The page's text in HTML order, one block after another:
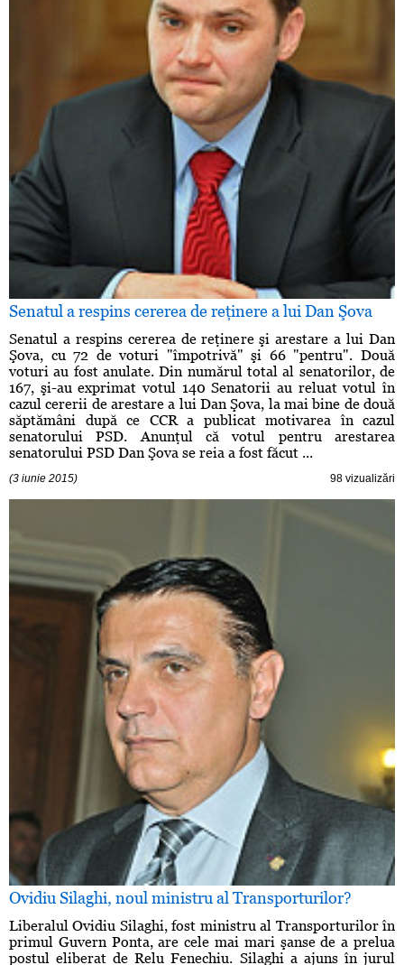
Senatul a respins cererea de reţinere a lui Dan Şova
Senatul a respins cererea de reţinere şi arestare a lui Dan
Şova, cu 72 de voturi "împotrivă" şi 66 "pentru". Două
voturi au fost anulate. Din numărul total al senatorilor, de
167, şi-au exprimat votul 140 Senatorii au reluat votul în
cazul cererii de arestare a lui Dan Şova, la mai bine de două
săptămâni după ce CCR a publicat motivarea în cazul
senatorului PSD. Anunţul că votul pentru arestarea
senatorului PSD Dan Şova se reia a fost făcut ...
(3 iunie 2015) 98 vizualizări
Ovidiu Silaghi, noul ministru al Transporturilor?
Liberalul Ovidiu Silaghi, fost ministru al Transporturilor în
primul Guvern Ponta, are cele mai mari şanse de a prelua
postul eliberat de Relu Fenechiu. Silaghi a ajuns în jurul